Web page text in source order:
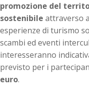
promozione del
sostenibile attraverso
esperienze di turismo
scambi ed eventi
interesseranno
previsto per i
euro.